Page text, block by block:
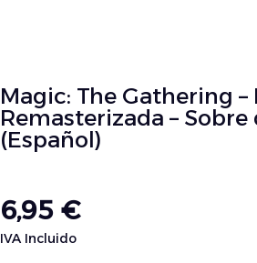
Magic: The Gathering –
Remasterizada – Sobre
(Español)
6,95 €
IVA Incluido